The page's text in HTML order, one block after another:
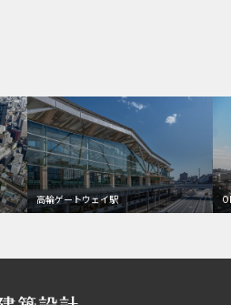
高輪ゲートウェイ駅